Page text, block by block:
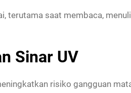
terutama saat membaca,
Sinar UV
risiko gangguan